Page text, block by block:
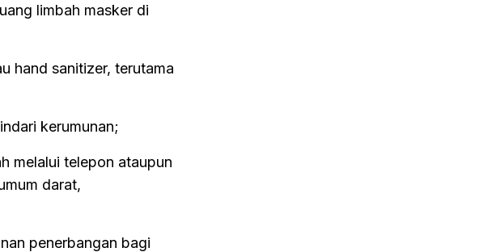
limbah masker di
hand sanitizer, terutama
kerumunan;
melalui telepon ataupun
darat,
penerbangan bagi